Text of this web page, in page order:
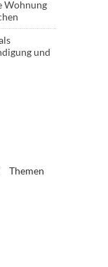
Wohnung
und
Themen